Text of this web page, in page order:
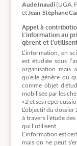
Aude Inaudi(UGA,
etJean-Stéphane
Appel à
L’information au
gèrent et
L’information, en
est étudiée sous
organisation mais
qu’elle génère ou
comme objet
mobilisée par les
»2et ses
L’objectif du
à travers l’étude
qui l’utilisent.
L’information est
mais on ne peut